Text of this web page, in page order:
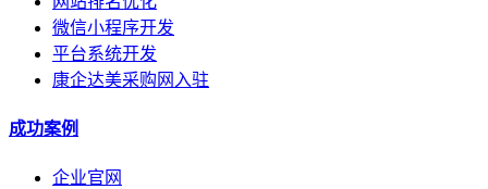
微信小程序开发
平台系统开发
康企达美采购网入驻
成功案例
企业官网